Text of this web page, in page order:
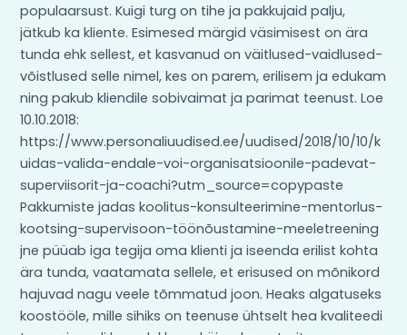
populaarsust. Kuigi turg on tihe ja pakkujaid palju,
jätkub ka kliente. Esimesed märgid väsimisest on ära
tunda ehk sellest, et kasvanud on väitlused-vaidlused-
võistlused selle nimel, kes on parem, erilisem ja edukam
ning pakub kliendile sobivaimat ja parimat teenust. Loe
10.10.2018:
https://www.personaliuudised.ee/uudised/2018/10/10/k
uidas-valida-endale-voi-organisatsioonile-padevat-
superviisorit-ja-coachi?utm_source=copypaste
Pakkumiste jadas koolitus-konsulteerimine-mentorlus-
kootsing-supervisoon-töönõustamine-meeletreening
jne püüab iga tegija oma klienti ja iseenda erilist kohta
ära tunda, vaatamata sellele, et erisused on mõnikord
hajuvad nagu veele tõmmatud joon. Heaks algatuseks
koostööle, mille sihiks on teenuse ühtselt hea kvaliteedi
coach’i?